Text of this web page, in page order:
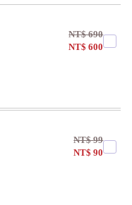
NT$690
NT$600
NT$99
NT$90